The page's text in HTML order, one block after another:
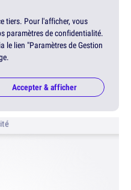
tiers. Pour l'afficher, vous
paramètres de confidentialité.
le lien "Paramètres de Gestion
Accepter & afficher